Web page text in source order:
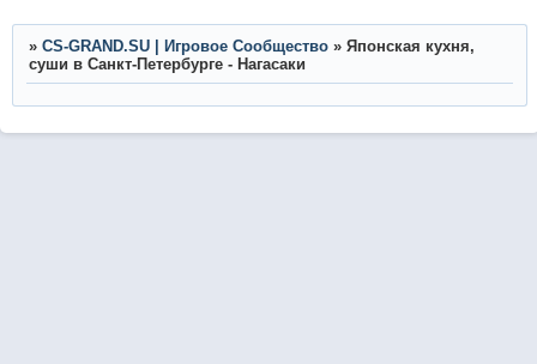
» CS-GRAND.SU | Игровое Сообщество » Японская кухня,
суши в Санкт-Петербурге - Нагасаки